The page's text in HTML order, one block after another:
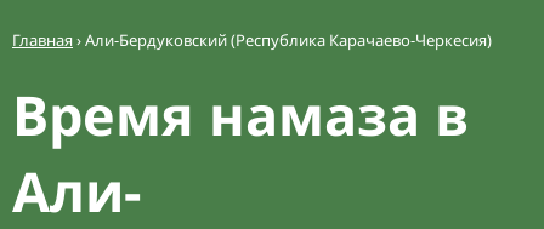
Главная›Али-Бердуковский (Республика Карачаево-Черкесия)
Время намаза в
Али-